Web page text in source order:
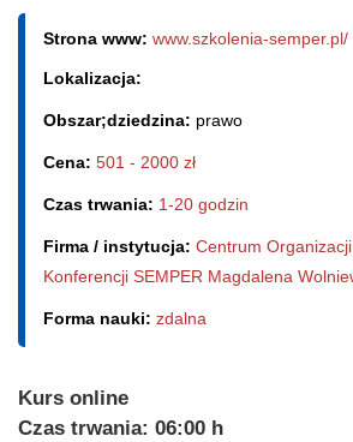
Strona www: www.szkolenia-semper.pl/
Lokalizacja:
Obszar;dziedzina: prawo
Cena: 501 - 2000 zł
Czas trwania: 1-20 godzin
Firma / instytucja: Centrum
Konferencji SEMPER Magdalena
Forma nauki: zdalna
Kurs online
Czas trwania: 06:00 h